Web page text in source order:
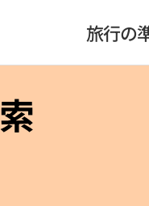
旅行の